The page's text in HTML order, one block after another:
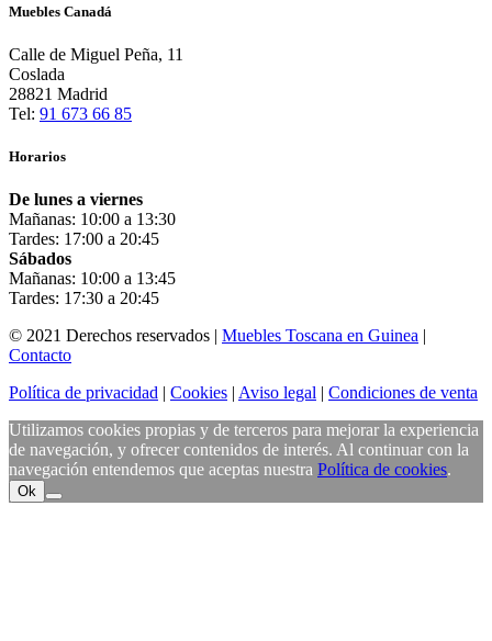
Muebles Canadá
Calle de Miguel Peña, 11
Coslada
28821 Madrid
Tel: 91 673 66 85
Horarios
De lunes a viernes
Mañanas: 10:00 a 13:30
Tardes: 17:00 a 20:45
Sábados
Mañanas: 10:00 a 13:45
Tardes: 17:30 a 20:45
© 2021 Derechos reservados | Muebles Toscana en Guinea |
Contacto
Política de privacidad | Cookies | Aviso legal | Condiciones de venta
Utilizamos cookies propias y de terceros para mejorar la experiencia
de navegación, y ofrecer contenidos de interés. Al continuar con la
navegación entendemos que aceptas nuestra Política de cookies.
Ok